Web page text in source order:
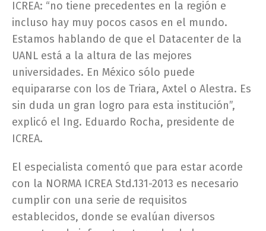
ICREA: “no tiene precedentes en la región e
incluso hay muy pocos casos en el mundo.
Estamos hablando de que el Datacenter de la
UANL está a la altura de las mejores
universidades. En México sólo puede
equipararse con los de Triara, Axtel o Alestra. Es
sin duda un gran logro para esta institución”,
explicó el Ing. Eduardo Rocha, presidente de
ICREA.
El especialista comentó que para estar acorde
con la NORMA ICREA Std.131-2013 es necesario
cumplir con una serie de requisitos
establecidos, donde se evalúan diversos